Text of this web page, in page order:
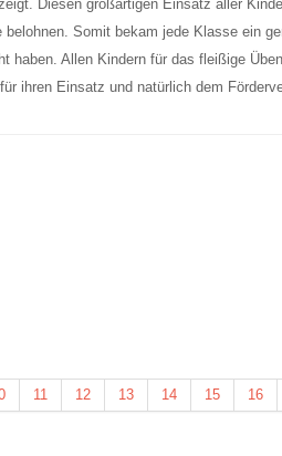
Diesen großartigen Einsatz aller
Somit bekam jede Klasse ein
haben. Allen Kindern für das fleißige
ihren Einsatz und natürlich dem
11 12 13 14 15 16